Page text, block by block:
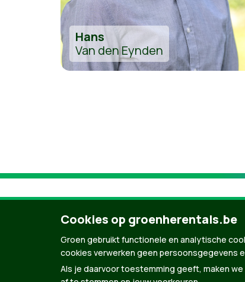
Hans
Van den Eynden
Cookies op groenherentals.be
Groen gebruikt functionele en analytische
cookies verwerken geen persoonsgegevens
Als je daarvoor toestemming geeft, maken